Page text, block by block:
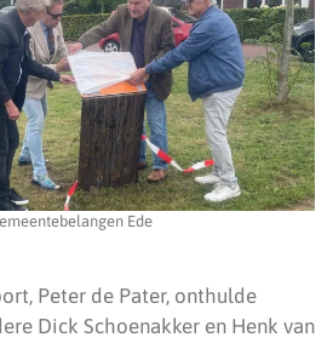
Ede
Peter de Pater, onthulde
Dick Schoenakker en Henk van